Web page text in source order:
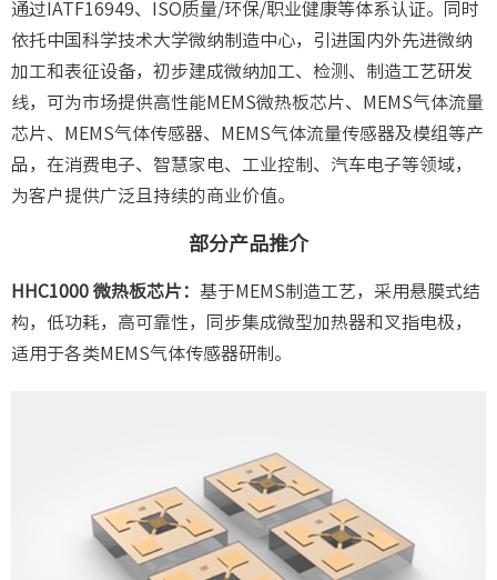
通过IATF16949、ISO质量/环保/职业健康等体系认证。同时
依托中国科学技术大学微纳制造中心，引进国内外先进微纳
加工和表征设备，初步建成微纳加工、检测、制造工艺研发
线，可为市场提供高性能MEMS微热板芯片、MEMS气体流量
芯片、MEMS气体传感器、MEMS气体流量传感器及模组等产
品，在消费电子、智慧家电、工业控制、汽车电子等领域，
为客户提供广泛且持续的商业价值。
部分产品推介
HHC1000 微热板芯片： 基于MEMS制造工艺，采用悬膜式结
构，低功耗，高可靠性，同步集成微型加热器和叉指电极，
适用于各类MEMS气体传感器研制。